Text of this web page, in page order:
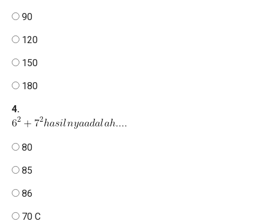
90
120
150
180
4.
80
85
86
70 C